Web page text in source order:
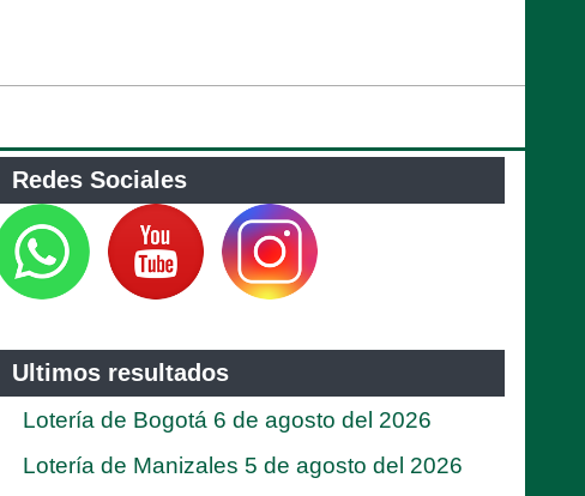
Redes Sociales
Ultimos resultados
Lotería de Bogotá 6 de agosto del 2026
Lotería de Manizales 5 de agosto del 2026